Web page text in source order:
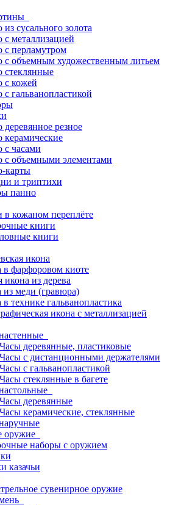
сусального золота
с металлизацией
с перламутром
с объемным художественным литьем
стеклянные
с кожей
гальванопластикой
резное
керамические
с часами
с объемными элементами
карты
и триптихи
панно
в кожаном переплёте
книги
книги
икона
в фарфоровом киоте
икона из дерева
из меди (гравюра)
технике гальванопластика
икона с металлизацией
Часы деревянные, пластиковые
Часы с дистанционными держателями
Часы с гальванопластикой
Часы стеклянные в багете
Часы деревянные
Часы керамические, стеклянные
оружие
наборы с оружием
казачьи
сувенирное оружие